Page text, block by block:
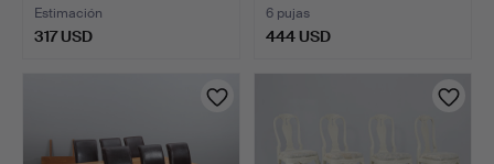
Estimación
317 USD
6 pujas
444 USD